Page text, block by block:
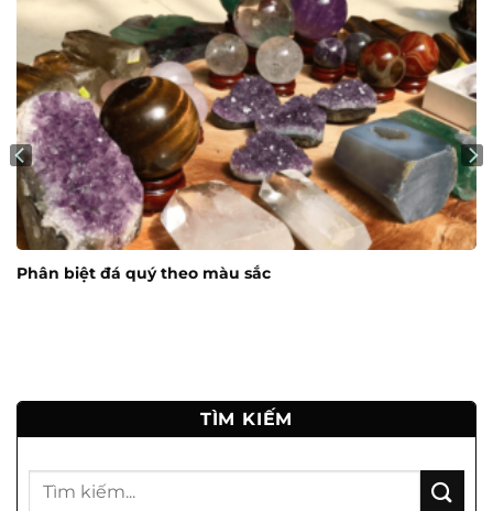
Phân biệt đá quý theo màu sắc
TÌM KIẾM